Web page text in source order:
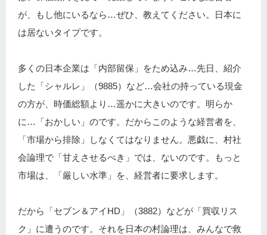
が、もし他にいるなら…ぜひ、教えてください。日本に
は居ないタイプです。
多くの日本企業は「内部留保」をため込み…先日、紹介
した「シャルレ」（9885）など…会社の持っている現金
の方が、時価総額より…遥かに大きいのです。明らか
に…「おかしい」のです。だからこのような経営者を、
「市場から排除」しなくてはなりません。悪戯に、村社
会論理で「甘えさせるべき」では、ないのです。もっと
市場は、「厳しい水準」を、経営者に要求します。
だから「セブン＆アイHD」（3882）などが「買収リス
ク」に遭うのです。それを日本の村論理は、みんなで救